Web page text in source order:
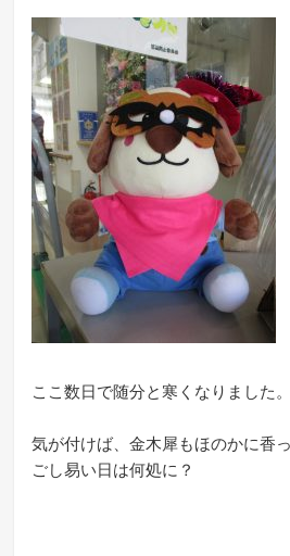
ここ数日で随分と寒くなりました。
気が付けば、金木犀もほのかに香
ごし易い日は何処に？